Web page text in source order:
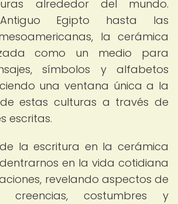
alrededor del mundo.
Egipto hasta las
la cerámica
como un medio para
símbolos y alfabetos
una ventana única a la
estas culturas a través de
escritas.
la escritura en la cerámica
en la vida cotidiana
revelando aspectos de
creencias, costumbres y